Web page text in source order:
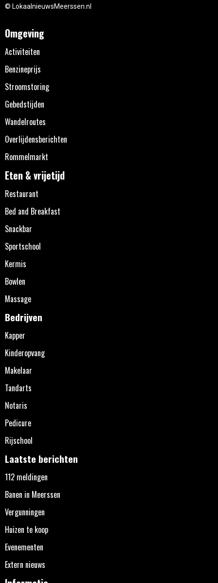
© LokaalnieuwsMeerssen.nl
Omgeving
Activiteiten
Benzineprijs
Stroomstoring
Gebedstijden
Wandelroutes
Overlijdensberichten
Rommelmarkt
Eten & vrijetijd
Restaurant
Bed and Breakfast
Snackbar
Sportschool
Kermis
Bowlen
Massage
Bedrijven
Kapper
Kinderopvang
Makelaar
Tandarts
Notaris
Pedicure
Rijschool
Laatste berichten
112 meldingen
Banen in Meerssen
Vergunningen
Huizen te koop
Evenementen
Extern nieuws